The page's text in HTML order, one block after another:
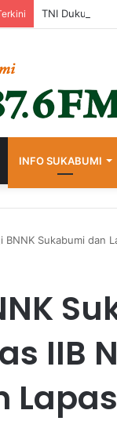
INFO SUKABUMI
BNNK Sukabumi dan
IIB